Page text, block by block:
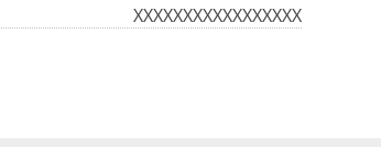
XXXXXXXXXXXXXXXXX